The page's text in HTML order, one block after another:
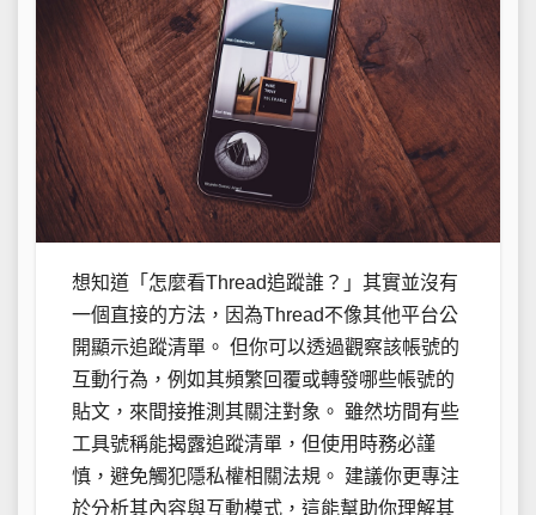
想知道「怎麼看Thread追蹤誰？」其實並沒有
一個直接的方法，因為Thread不像其他平台公
開顯示追蹤清單。 但你可以透過觀察該帳號的
互動行為，例如其頻繁回覆或轉發哪些帳號的
貼文，來間接推測其關注對象。 雖然坊間有些
工具號稱能揭露追蹤清單，但使用時務必謹
慎，避免觸犯隱私權相關法規。 建議你更專注
於分析其內容與互動模式，這能幫助你理解其